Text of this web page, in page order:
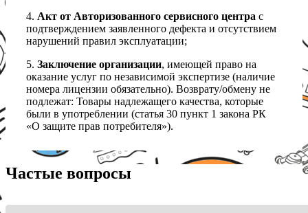
4. Акт от Авторизованного сервисного центра с
подтверждением заявленного дефекта и отсутствием
нарушений правил эксплуатации;
5. Заключение организации, имеющей право на
оказание услуг по независимой экспертизе (наличие
номера лицензии обязательно). Возврату/обмену не
подлежат: Товары надлежащего качества, которые
были в употреблении (статья 30 пункт 1 закона РК
«О защите прав потребителя»).
Частые вопросы